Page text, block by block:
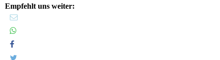
Empfehlt uns weiter: